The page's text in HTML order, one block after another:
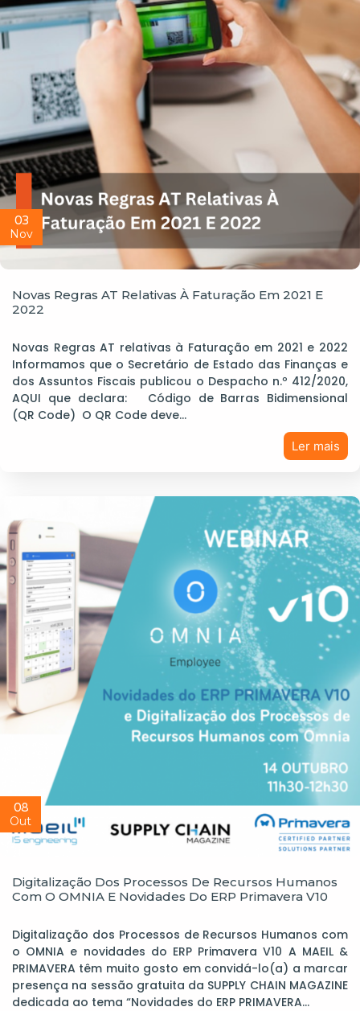
03
Nov
Novas Regras AT Relativas À Faturação Em 2021 E
2022
Novas Regras AT relativas à Faturação em 2021 e 2022
Informamos que o Secretário de Estado das Finanças e
dos Assuntos Fiscais publicou o Despacho n.º 412/2020,
AQUI que declara: Código de Barras Bidimensional
(QR Code) O QR Code deve…
Ler mais
08
Out
Digitalização Dos Processos De Recursos Humanos
Com O OMNIA E Novidades Do ERP Primavera V10
Digitalização dos Processos de Recursos Humanos com
o OMNIA e novidades do ERP Primavera V10 A MAEIL &
PRIMAVERA têm muito gosto em convidá-lo(a) a marcar
presença na sessão gratuita da SUPPLY CHAIN MAGAZINE
dedicada ao tema “Novidades do ERP PRIMAVERA…